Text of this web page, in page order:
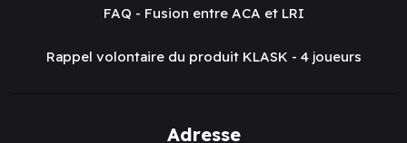
FAQ - Fusion entre ACA et LRI
Rappel volontaire du produit KLASK - 4 joueurs
Adresse